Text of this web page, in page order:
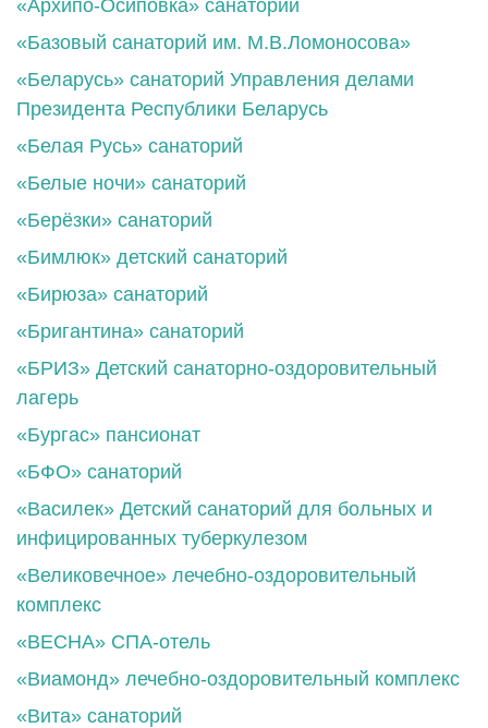
«Архипо-Осиповка» санаторий
«Базовый санаторий им. М.В.Ломоносова»
«Беларусь» санаторий Управления делами
Президента Республики Беларусь
«Белая Русь» санаторий
«Белые ночи» санаторий
«Берёзки» санаторий
«Бимлюк» детский санаторий
«Бирюза» санаторий
«Бригантина» санаторий
«БРИЗ» Детский санаторно-оздоровительный
лагерь
«Бургас» пансионат
«БФО» санаторий
«Василек» Детский санаторий для больных и
инфицированных туберкулезом
«Великовечное» лечебно-оздоровительный
комплекс
«ВЕСНА» СПА-отель
«Виамонд» лечебно-оздоровительный комплекс
«Вита» санаторий